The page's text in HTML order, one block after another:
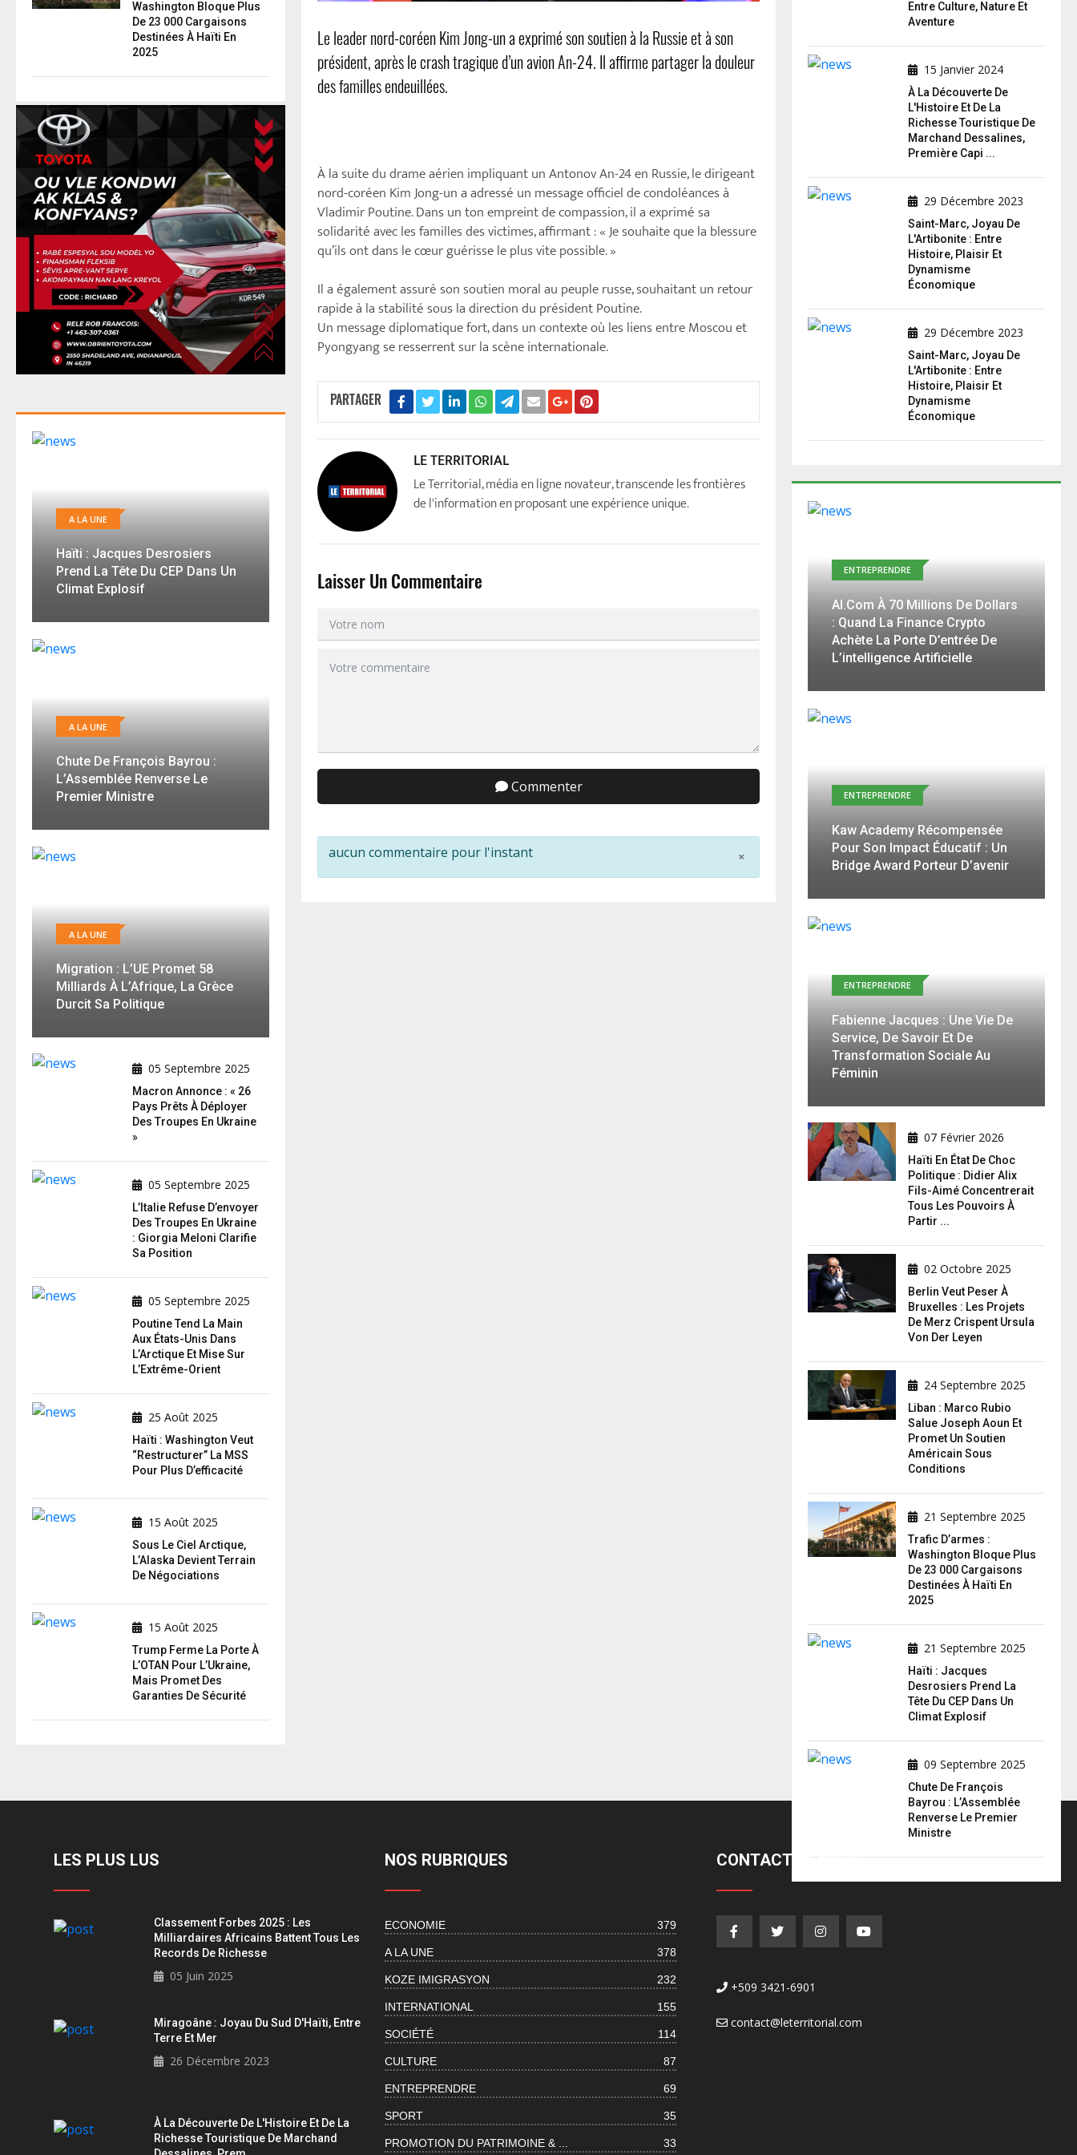
Le leader nord-coréen Kim Jong-un a exprimé son soutien à la Russie et à son
président, après le crash tragique d’un avion An-24. Il affirme partager la douleur
des familles endeuillées.
À la suite du drame aérien impliquant un Antonov An-24 en Russie, le dirigeant
nord-coréen Kim Jong-un a adressé un message officiel de condoléances à
Vladimir Poutine. Dans un ton empreint de compassion, il a exprimé sa
solidarité avec les familles des victimes, affirmant : « Je souhaite que la blessure
qu’ils ont dans le cœur guérisse le plus vite possible. »
Il a également assuré son soutien moral au peuple russe, souhaitant un retour
rapide à la stabilité sous la direction du président Poutine.
Un message diplomatique fort, dans un contexte où les liens entre Moscou et
Pyongyang se resserrent sur la scène internationale.
PARTAGER
LE TERRITORIAL
Le Territorial, média en ligne novateur, transcende les frontières
de l'information en proposant une expérience unique.
Laisser Un Commentaire
Commenter
×
aucun commentaire pour l'instant
Washington Bloque Plus
De 23 000 Cargaisons
Destinées À Haïti En
2025
A LA UNE
Haïti : Jacques Desrosiers
Prend La Tête Du CEP Dans Un
Climat Explosif
A LA UNE
Chute De François Bayrou :
L’Assemblée Renverse Le
Premier Ministre
A LA UNE
Migration : L’UE Promet 58
Milliards À L’Afrique, La Grèce
Durcit Sa Politique
05 Septembre 2025
Macron Annonce : « 26
Pays Prêts À Déployer
Des Troupes En Ukraine
»
05 Septembre 2025
L’Italie Refuse D’envoyer
Des Troupes En Ukraine
: Giorgia Meloni Clarifie
Sa Position
05 Septembre 2025
Poutine Tend La Main
Aux États-Unis Dans
L’Arctique Et Mise Sur
L’Extrême-Orient
25 Août 2025
Haïti : Washington Veut
“restructurer” La MSS
Pour Plus D’efficacité
15 Août 2025
Sous Le Ciel Arctique,
L’Alaska Devient Terrain
De Négociations
15 Août 2025
Trump Ferme La Porte À
L’OTAN Pour L’Ukraine,
Mais Promet Des
Garanties De Sécurité
Entre Culture, Nature Et
Aventure
15 Janvier 2024
À La Découverte De
L'Histoire Et De La
Richesse Touristique De
Marchand Dessalines,
Première Capi ...
29 Décembre 2023
Saint-Marc, Joyau De
L'Artibonite : Entre
Histoire, Plaisir Et
Dynamisme
Économique
29 Décembre 2023
Saint-Marc, Joyau De
L'Artibonite : Entre
Histoire, Plaisir Et
Dynamisme
Économique
ENTREPRENDRE
AI.com À 70 Millions De Dollars
: Quand La Finance Crypto
Achète La Porte D’entrée De
L’intelligence Artificielle
ENTREPRENDRE
Kaw Academy Récompensée
Pour Son Impact Éducatif : Un
Bridge Award Porteur D’avenir
ENTREPRENDRE
Fabienne Jacques : Une Vie De
Service, De Savoir Et De
Transformation Sociale Au
Féminin
07 Février 2026
Haïti En État De Choc
Politique : Didier Alix
Fils-Aimé Concentrerait
Tous Les Pouvoirs À
Partir ...
02 Octobre 2025
Berlin Veut Peser À
Bruxelles : Les Projets
De Merz Crispent Ursula
Von Der Leyen
24 Septembre 2025
Liban : Marco Rubio
Salue Joseph Aoun Et
Promet Un Soutien
Américain Sous
Conditions
21 Septembre 2025
Trafic D’armes :
Washington Bloque Plus
De 23 000 Cargaisons
Destinées À Haïti En
2025
21 Septembre 2025
Haïti : Jacques
Desrosiers Prend La
Tête Du CEP Dans Un
Climat Explosif
09 Septembre 2025
Chute De François
Bayrou : L’Assemblée
Renverse Le Premier
Ministre
LES PLUS LUS
Classement Forbes 2025 : Les
Milliardaires Africains Battent Tous Les
Records De Richesse
05 Juin 2025
Miragoâne : Joyau Du Sud D'Haïti, Entre
Terre Et Mer
26 Décembre 2023
À La Découverte De L'Histoire Et De La
Richesse Touristique De Marchand
NOS RUBRIQUES
ECONOMIE 379
A LA UNE 378
KOZE IMIGRASYON 232
INTERNATIONAL 155
SOCIÉTÉ 114
CULTURE 87
ENTREPRENDRE 69
SPORT 35
PROMOTION DU PATRIMOINE & ... 33
CONTACTEZ-NOUS
+509 3421-6901
contact@leterritorial.com